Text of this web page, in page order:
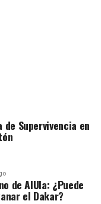
Supervivencia en
de AlUla: ¿Puede
el Dakar?